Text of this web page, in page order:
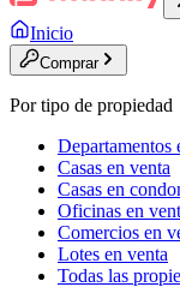
Inicio
Comprar
Por tipo de propiedad
Departamentos
Casas en venta
Casas en
Oficinas en
Comercios en
Lotes en venta
Todas las